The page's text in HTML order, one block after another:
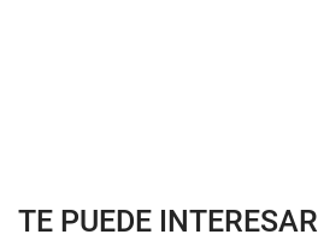
TE PUEDE INTERESAR